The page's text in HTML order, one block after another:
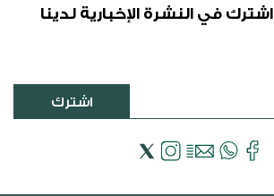
اشترك في النشرة الإخبارية لدينا
اشترك
فيسبوكWhatsApp
Email انستجرام
إكس